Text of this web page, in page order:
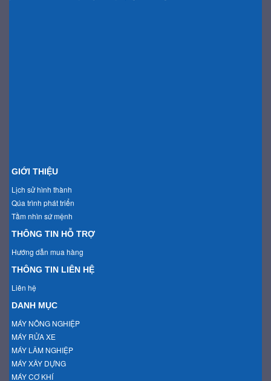
GIỚI THIỆU
Lịch sử hình thành
Qúa trình phát triển
Tầm nhìn sứ mệnh
THÔNG TIN HỖ TRỢ
Hướng dẫn mua hàng
THÔNG TIN LIÊN HỆ
Liên hệ
DANH MỤC
MÁY NÔNG NGHIỆP
MÁY RỬA XE
MÁY LÂM NGHIỆP
MÁY XÂY DỰNG
MÁY CƠ KHÍ